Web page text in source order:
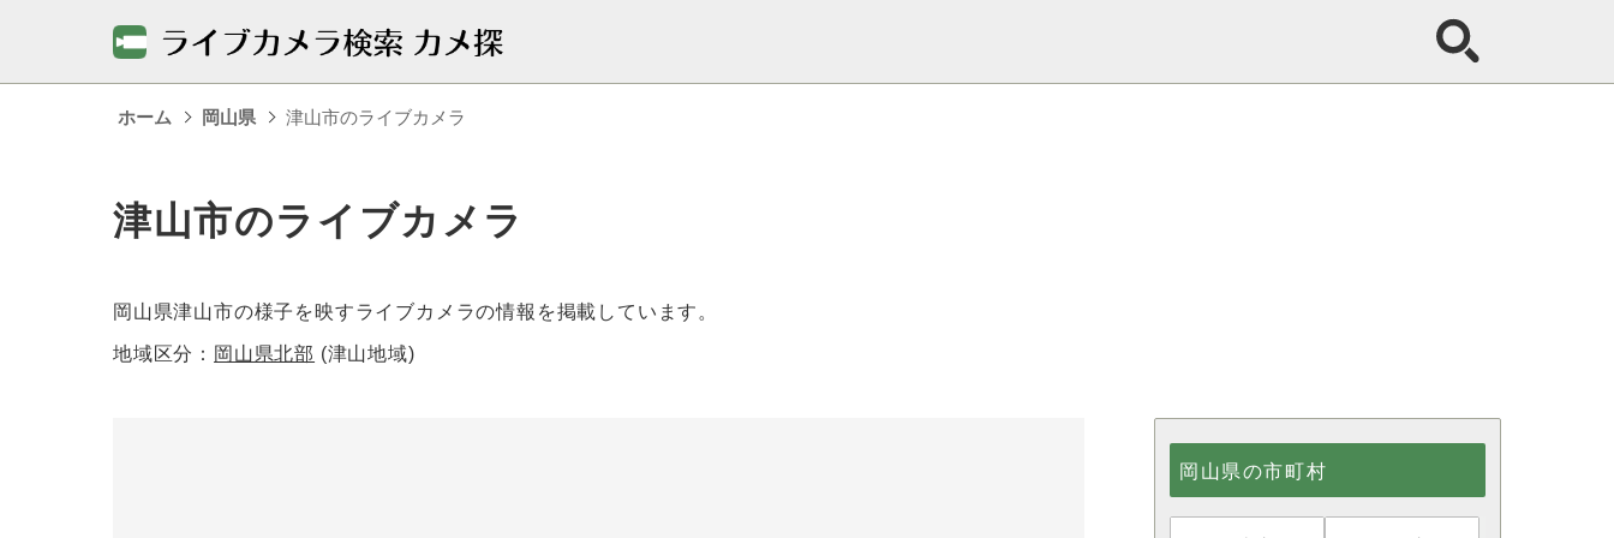
ホーム 岡山県 津山市のライブカメラ
津山市のライブカメラ
岡山県津山市の様子を映すライブカメラの情報を掲載しています。
地域区分： 岡山県北部 (津山地域)
岡山県の市町村